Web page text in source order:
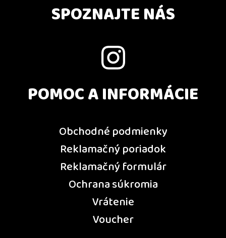
SPOZNAJTE NÁS
POMOC A INFORMÁCIE
Obchodné podmienky
Reklamačný poriadok
Reklamačný formulár
Ochrana súkromia
Vrátenie
Voucher